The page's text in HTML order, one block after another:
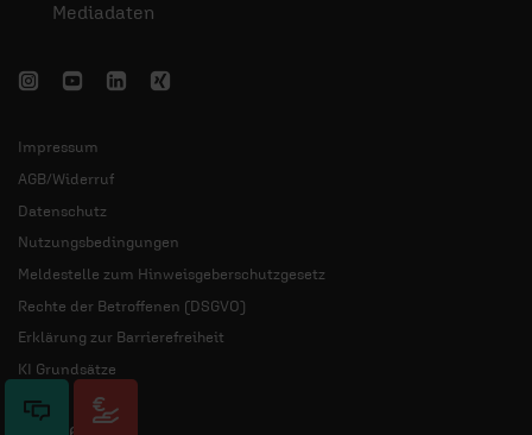
Mediadaten
Impressum
AGB/Widerruf
Datenschutz
Nutzungsbedingungen
Meldestelle zum Hinweisgeberschutzgesetz
Rechte der Betroffenen (DSGVO)
Erklärung zur Barrierefreiheit
KI Grundsätze